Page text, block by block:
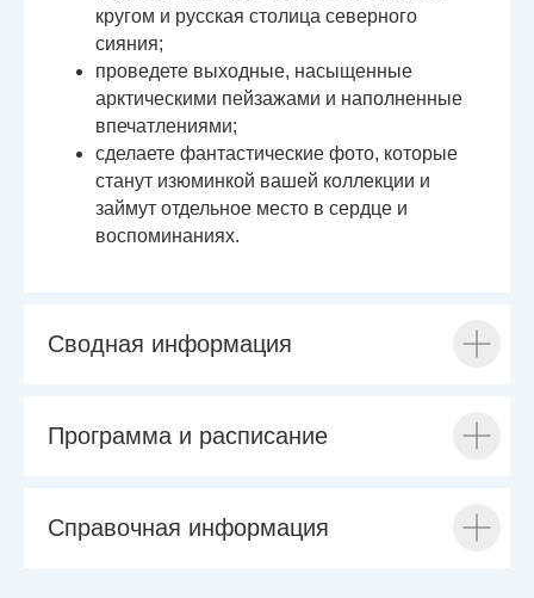
кругом и русская столица северного
сияния;
проведете выходные, насыщенные
арктическими пейзажами и наполненные
впечатлениями;
сделаете фантастические фото, которые
станут изюминкой вашей коллекции и
займут отдельное место в сердце и
воспоминаниях.
Сводная информация
Программа и расписание
Справочная информация